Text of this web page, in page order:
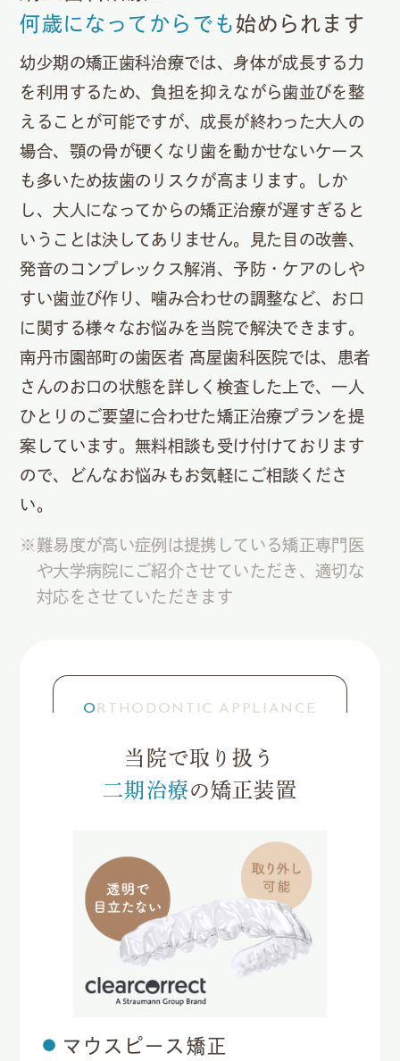
何歳になってからでも始められます
幼少期の矯正歯科治療では、身体が成長する力
を利用するため、負担を抑えながら歯並びを整
えることが可能ですが、成長が終わった大人の
場合、顎の骨が硬くなり歯を動かせないケース
も多いため抜歯のリスクが高まります。しか
し、大人になってからの矯正治療が遅すぎると
いうことは決してありません。見た目の改善、
発音のコンプレックス解消、予防・ケアのしや
すい歯並び作り、噛み合わせの調整など、お口
に関する様々なお悩みを当院で解決できます。
南丹市園部町の歯医者 髙屋歯科医院では、患者
さんのお口の状態を詳しく検査した上で、一人
ひとりのご要望に合わせた矯正治療プランを提
案しています。無料相談も受け付けております
ので、どんなお悩みもお気軽にご相談くださ
い。
※難易度が高い症例は提携している矯正専門医
や大学病院にご紹介させていただき、適切な
対応をさせていただきます
ORTHODONTIC APPLIANCE
当院で取り扱う
二期治療の矯正装置
マウスピース矯正